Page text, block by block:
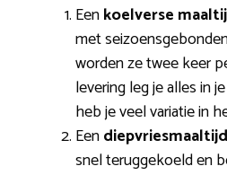
Eenkoelverse
met
worden ze twee keer
levering leg je alles in
heb je veel variatie in
Eendiepvriesmaaltijd
snel teruggekoeld en